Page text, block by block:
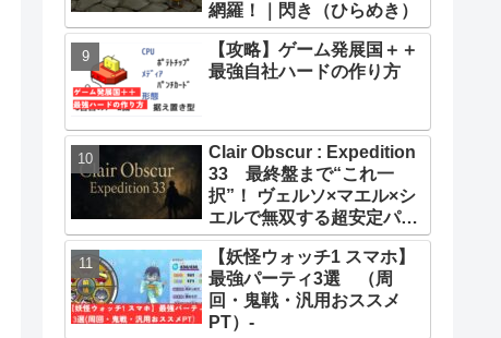
網羅！｜閃き（ひらめき）
【攻略】ゲーム発展国＋＋
最強自社ハードの作り方
Clair Obscur : Expedition
33 最終盤まで“これ一
択”！ ヴェルソ×マエル×シ
エルで無双する超安定パー
ティー構築ガイド
【妖怪ウォッチ1 スマホ】
最強パーティ3選 （周
回・鬼戦・汎用おススメ
PT）-